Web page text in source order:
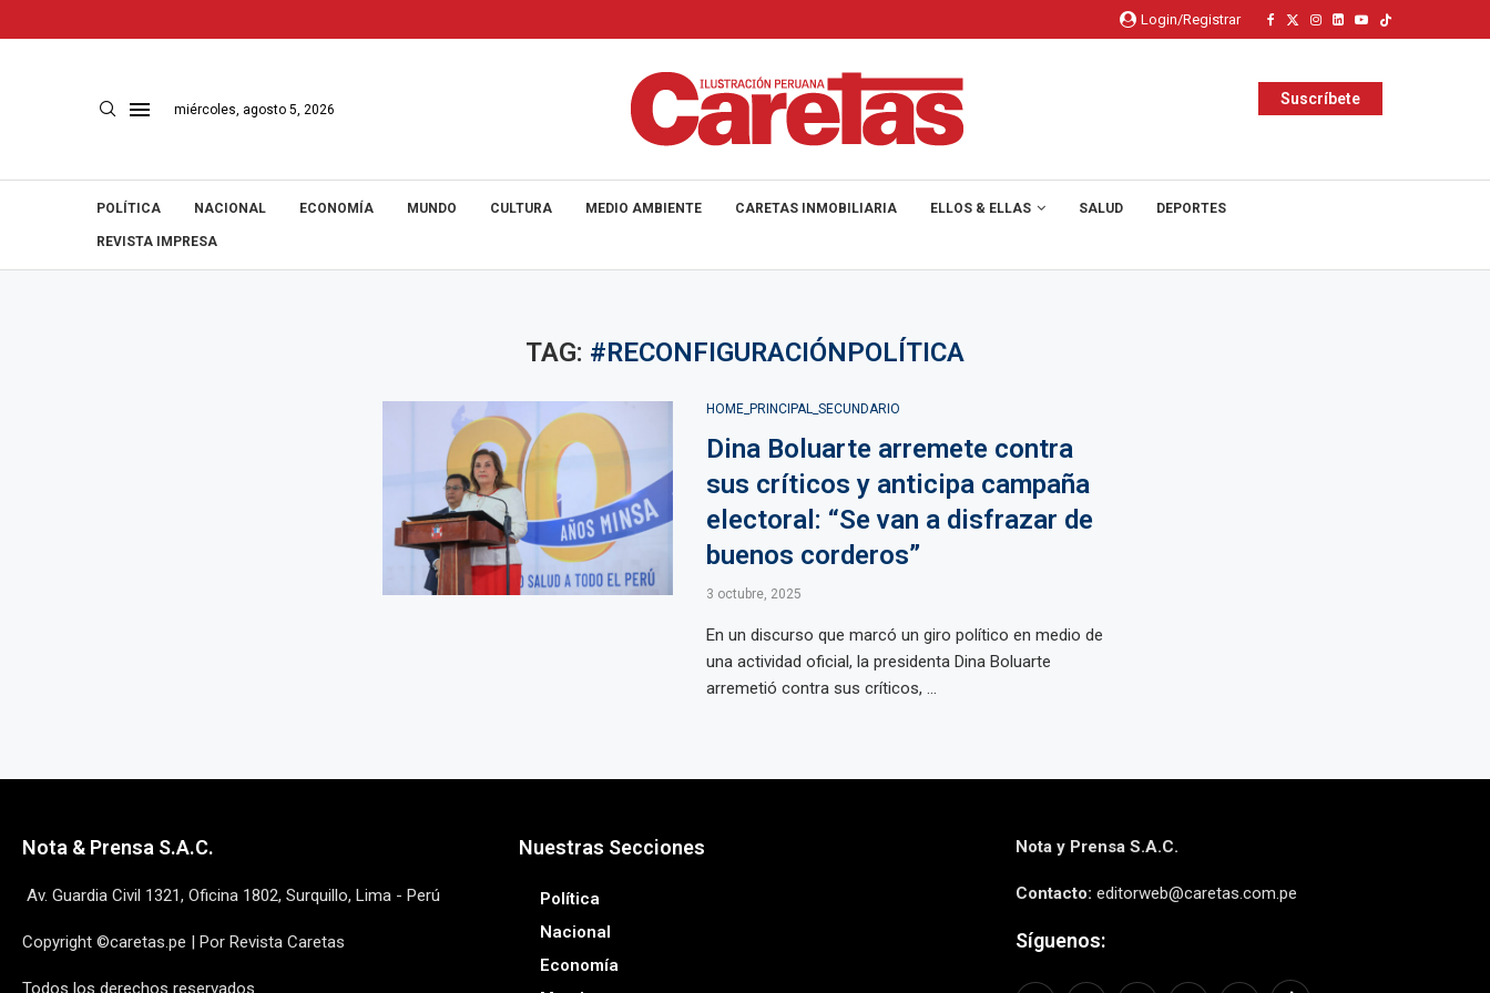
Login/Registrar
miércoles, agosto 5, 2026
Suscríbete
POLÍTICA NACIONAL ECONOMÍA MUNDO CULTURA MEDIO AMBIENTE CARETAS INMOBILIARIA ELLOS & ELLAS SALUD DEPORTES
REVISTA IMPRESA
TAG: #RECONFIGURACIÓNPOLÍTICA
HOME_PRINCIPAL_SECUNDARIO
Dina Boluarte arremete contra
sus críticos y anticipa campaña
electoral: “Se van a disfrazar de
buenos corderos”
3 octubre, 2025
En un discurso que marcó un giro político en medio de
una actividad oficial, la presidenta Dina Boluarte
arremetió contra sus críticos, ...
Nota & Prensa S.A.C.
Av. Guardia Civil 1321, Oficina 1802, Surquillo, Lima - Perú
Copyright ©caretas.pe | Por Revista Caretas
Todos los derechos reservados
Nuestras Secciones
Política
Nacional
Economía
Nota y Prensa S.A.C.
Contacto: editorweb@caretas.com.pe
Síguenos: